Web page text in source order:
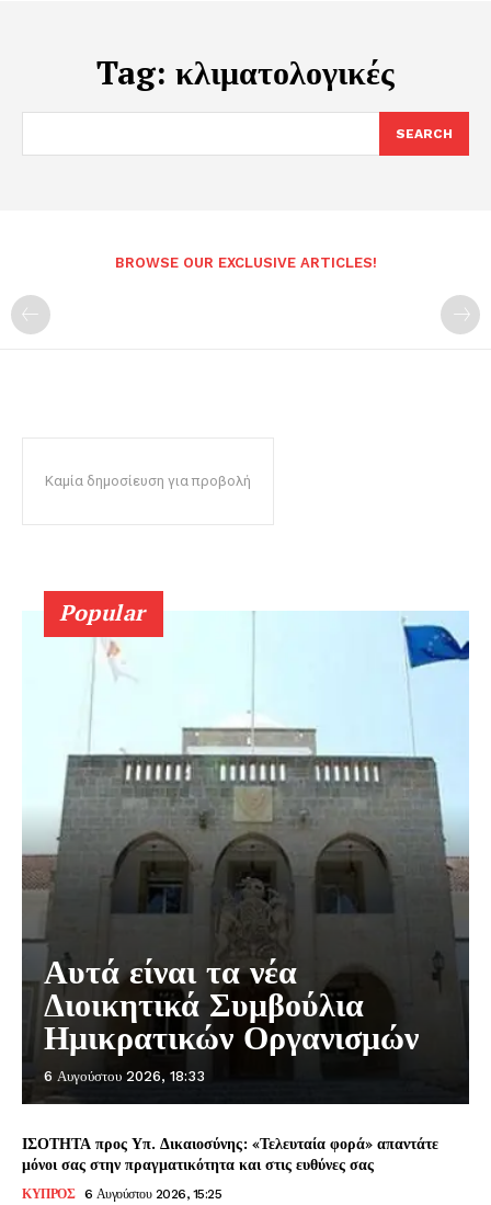
Tag: κλιματολογικές
SEARCH
BROWSE OUR EXCLUSIVE ARTICLES!
Καμία δημοσίευση για προβολή
Popular
Αυτά είναι τα νέα
Διοικητικά Συμβούλια
Ημικρατικών Οργανισμών
6 Αυγούστου 2026, 18:33
ΙΣΟΤΗΤΑ προς Υπ. Δικαιοσύνης: «Τελευταία φορά» απαντάτε
μόνοι σας στην πραγματικότητα και στις ευθύνες σας
ΚΥΠΡΟΣ 6 Αυγούστου 2026, 15:25